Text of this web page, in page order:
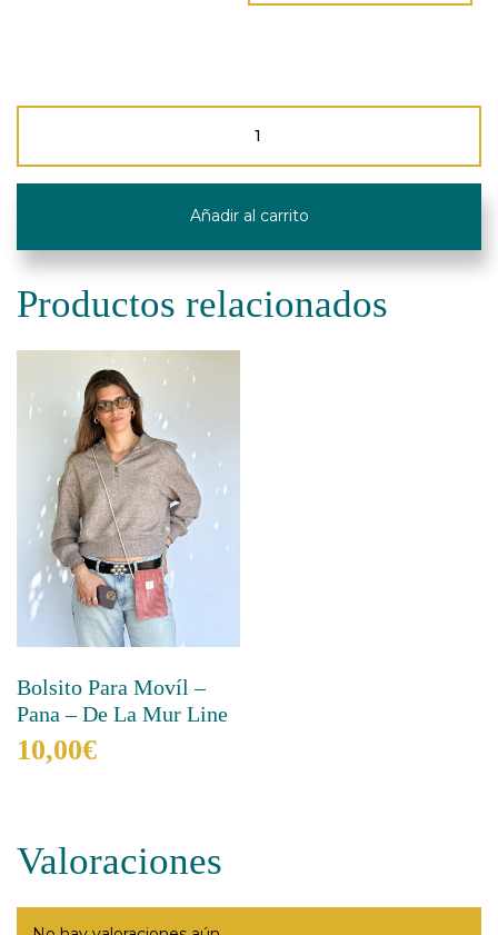
Bolso
Bolsillo
De
La
Mur
Añadir al carrito
Productos relacionados
Bolsito Para Movíl –
Pana – De La Mur Line
10,00€
múltiples
variantes.
Las
opciones
Valoraciones